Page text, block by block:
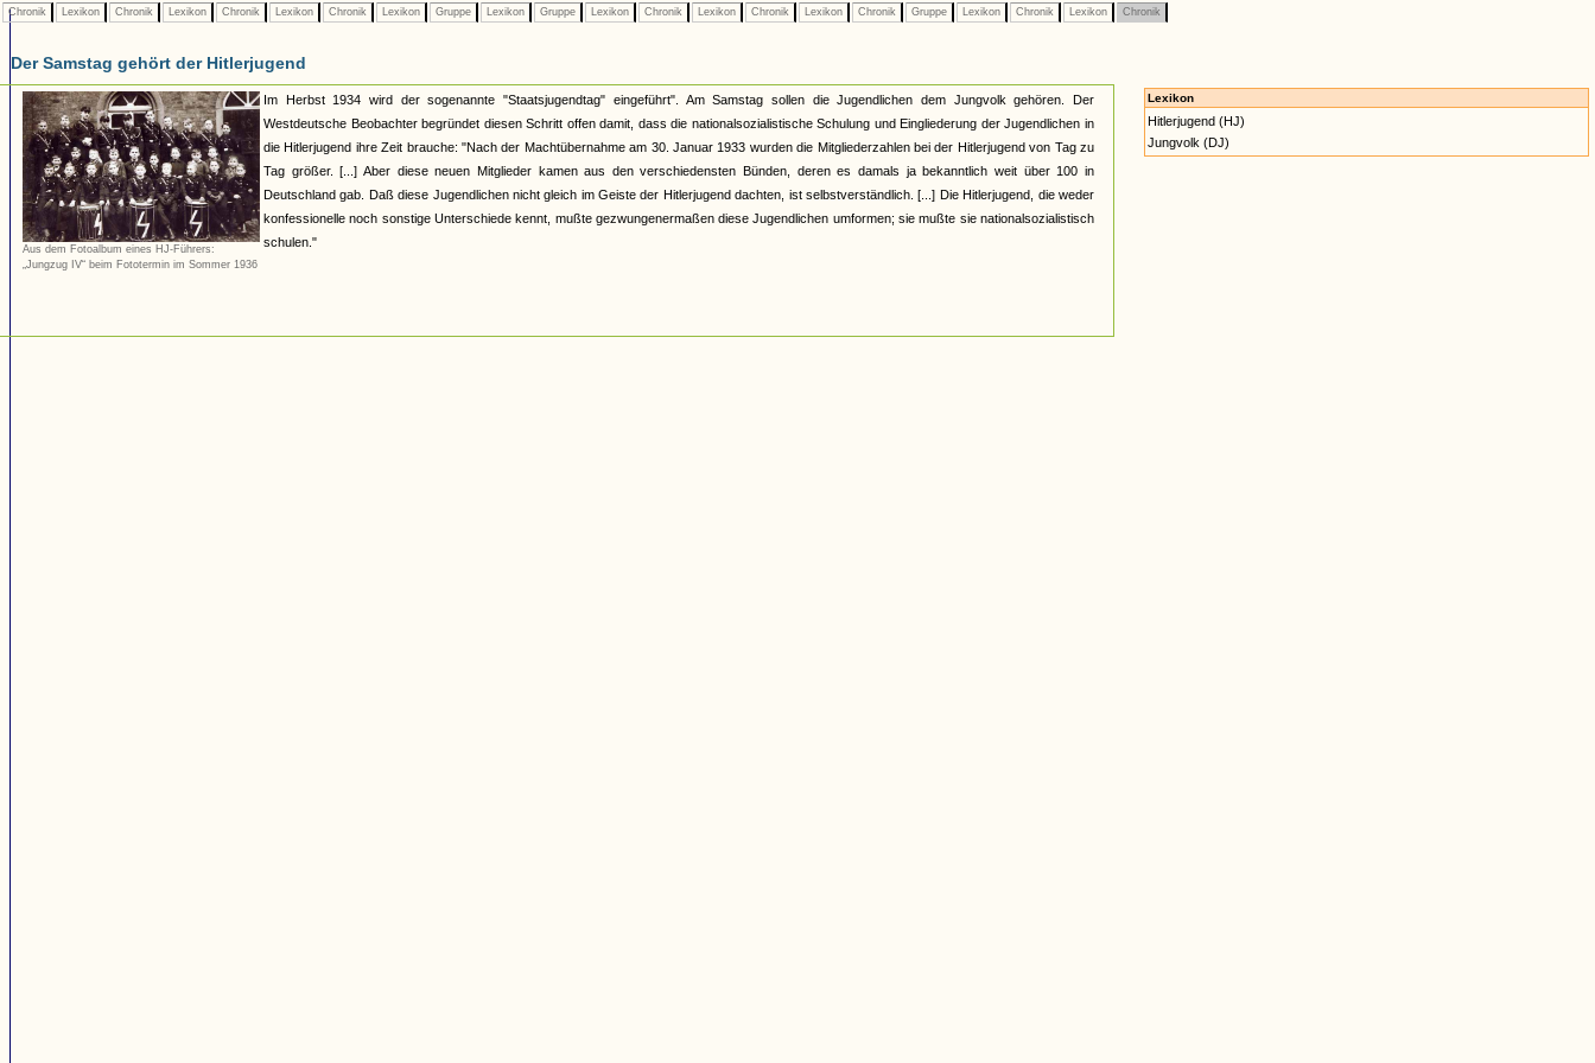
Chronik Lexikon Chronik Lexikon Chronik Lexikon Chronik Lexikon Gruppe Lexikon Gruppe Lexikon Chronik Lexikon Chronik Lexikon Chronik Gruppe Lexikon Chronik Lexikon Chronik
Der Samstag gehört der Hitlerjugend
Aus dem Fotoalbum eines HJ-Führers:
„Jungzug IV“ beim Fototermin im Sommer 1936
Im Herbst 1934 wird der sogenannte "Staatsjugendtag" eingeführt". Am Samstag sollen die Jugendlichen dem Jungvolk gehören. Der
Westdeutsche Beobachter begründet diesen Schritt offen damit, dass die nationalsozialistische Schulung und Eingliederung der Jugendlichen in
die Hitlerjugend ihre Zeit brauche: "Nach der Machtübernahme am 30. Januar 1933 wurden die Mitgliederzahlen bei der Hitlerjugend von Tag zu
Tag größer. [...] Aber diese neuen Mitglieder kamen aus den verschiedensten Bünden, deren es damals ja bekanntlich weit über 100 in
Deutschland gab. Daß diese Jugendlichen nicht gleich im Geiste der Hitlerjugend dachten, ist selbstverständlich. [...] Die Hitlerjugend, die weder
konfessionelle noch sonstige Unterschiede kennt, mußte gezwungenermaßen diese Jugendlichen umformen; sie mußte sie nationalsozialistisch
schulen."
Lexikon
Hitlerjugend (HJ)
Jungvolk (DJ)